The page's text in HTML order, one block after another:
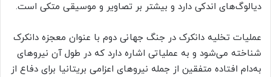
دیالوگ‌های اندکی دارد و بیشتر بر تصاویر و موسیقی متکی است.
عملیات تخلیه دانکرک در جنگ جهانی دوم با عنوان معجزه دانکرک
شناخته می‌شود و به عملیاتی اشاره دارد که در طول آن نیروهای
به‌دام افتاده متفقین از جمله نیروهای اعزامی بریتانیا برای دفاع از